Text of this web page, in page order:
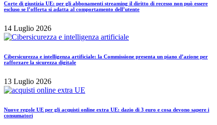
Corte di giustizia UE: per gli abbonamenti streaming il diritto di recesso non può essere
escluso se l’offerta si adatta al comportamento dell’utente
14 Luglio 2026
Cibersicurezza e intelligenza artificiale: la Commissione presenta un piano d’azione per
rafforzare la sicurezza digitale
13 Luglio 2026
Nuove regole UE per gli acquisti online extra UE: dazio di 3 euro e cosa devono sapere i
consumatori